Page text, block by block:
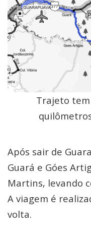
Trajeto
Após sair de
Guará e Góes
Martins, levando
A viagem é
volta.